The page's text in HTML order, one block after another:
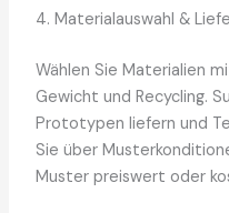
4. Materialauswahl &
Wählen Sie Materialien
Gewicht und Recycling.
Prototypen liefern und
Sie über
Muster preiswert oder